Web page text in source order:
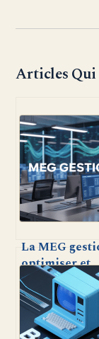
Articles Qui
La MEG
optimiser et
sécuriser la
gestion
d’entreprise
aujourd’hui